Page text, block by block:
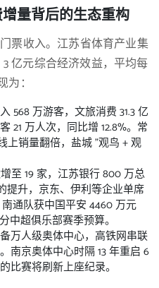
量背后的生态重构
票收入。江苏省体育产业集
亿元综合经济效益，平均每
：
568 万游客，文旅消费 31.3 亿
21 万人次，同比增 12.8%。常
上销量翻倍，盐城 "观鸟 + 观
至 19 家，江苏银行 800 万总
提升，京东、伊利等企业单席
通队获中国平安 4460 万元
中超俱乐部赛季预算。
万人级奥体中心，高铁网串联
南京奥体中心时隔 13 年重启 6
比赛将刷新上座纪录。